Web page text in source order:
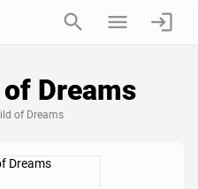
Dreams
of Dreams